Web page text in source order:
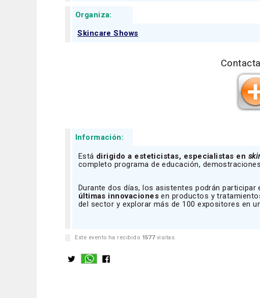
Organiza:
Skincare Shows
Información:
Está dirigido a esteticistas, especialistas en
completo programa de educación,
Durante dos días, los asistentes podrán participar
últimas innovaciones en productos y
del sector y explorar más de 100 expositores en
Este evento ha recibido 1577visitas.